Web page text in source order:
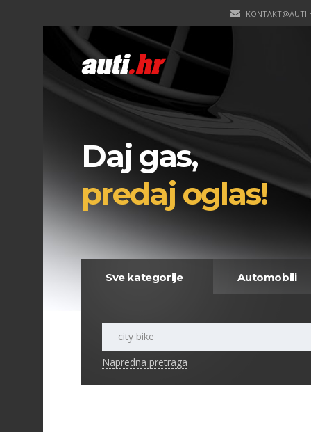
Daj gas,
predaj oglas!
Sve kategorije Automobili
Napredna pretraga